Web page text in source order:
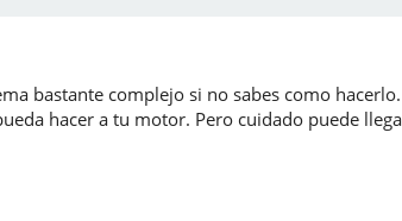
bastante complejo si no sabes como
hacer a tu motor. Pero cuidado puede